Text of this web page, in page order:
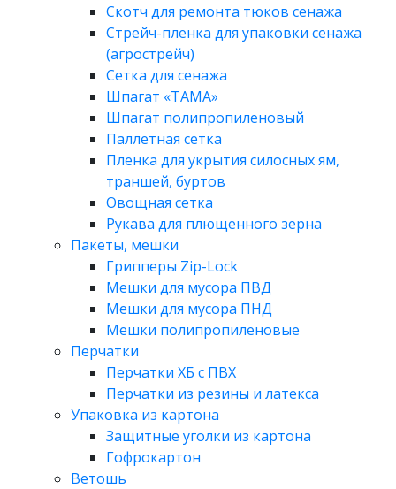
Скотч для ремонта тюков сенажа
Стрейч-пленка для упаковки сенажа
(агрострейч)
Сетка для сенажа
Шпагат «ТАМА»
Шпагат полипропиленовый
Паллетная сетка
Пленка для укрытия силосных ям,
траншей, буртов
Овощная сетка
Рукава для плющенного зерна
Пакеты, мешки
Грипперы Zip-Lock
Мешки для мусора ПВД
Мешки для мусора ПНД
Мешки полипропиленовые
Перчатки
Перчатки ХБ с ПВХ
Перчатки из резины и латекса
Упаковка из картона
Защитные уголки из картона
Гофрокартон
Ветошь